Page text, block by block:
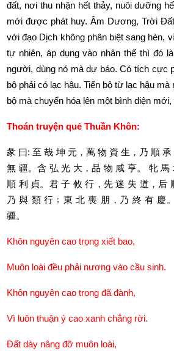
đất, nơi thu nhận hết thảy, nuôi dưỡng
mới được phát huy. Âm Dương, Trời
với đạo Dịch không phân biệt sang hèn,
tự nhiên, áp dụng vào nhân thế thì đó
người, dùng nó mà dự báo. Có tích cực
bộ phải có lạc hậu. Tiến bộ từ lạc hậu
bộ mà chuyển hóa lên một bình diện
Thoán truyện quẻ Thuần Khôn:
彖 曰: 至 哉 坤 元，萬 物 資 生，乃 順 承
無 疆。含 弘 光 大，品 物 咸 亨。 牝 馬
順 利 貞。君 子 攸 行，先 迷 失 道，后
乃 與 類 行 ﹔東 北 喪 朋，乃 終 有 慶
疆。
Khôn nguyên cao trọng xiết bao,
Muôn loài đều phải nương vào cầu sinh.
Khôn nguyên cao trọng đã đành,
Vì luôn thuận ý cao xanh chẳng rời.
Đất dày nâng đỡ muôn loài,